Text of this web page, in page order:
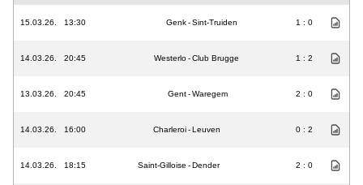
15.03.26. 13:30 Genk-Sint-Truiden 1 : 0
14.03.26. 20:45 Westerlo-Club Brugge 1 : 2
13.03.26. 20:45 Gent-Waregem 2 : 0
14.03.26. 16:00 Charleroi-Leuven 0 : 2
14.03.26. 18:15 Saint-Gilloise -Dender 2 : 0